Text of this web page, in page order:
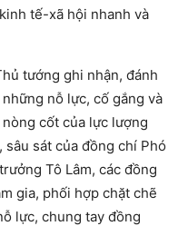
tế-xã hội nhanh và
tướng ghi nhận, đánh
nỗ lực, cố gắng và
cốt của lực lượng
sát của đồng chí Phó
Tô Lâm, các đồng
gia, phối hợp chặt chẽ
lực, chung tay đồng